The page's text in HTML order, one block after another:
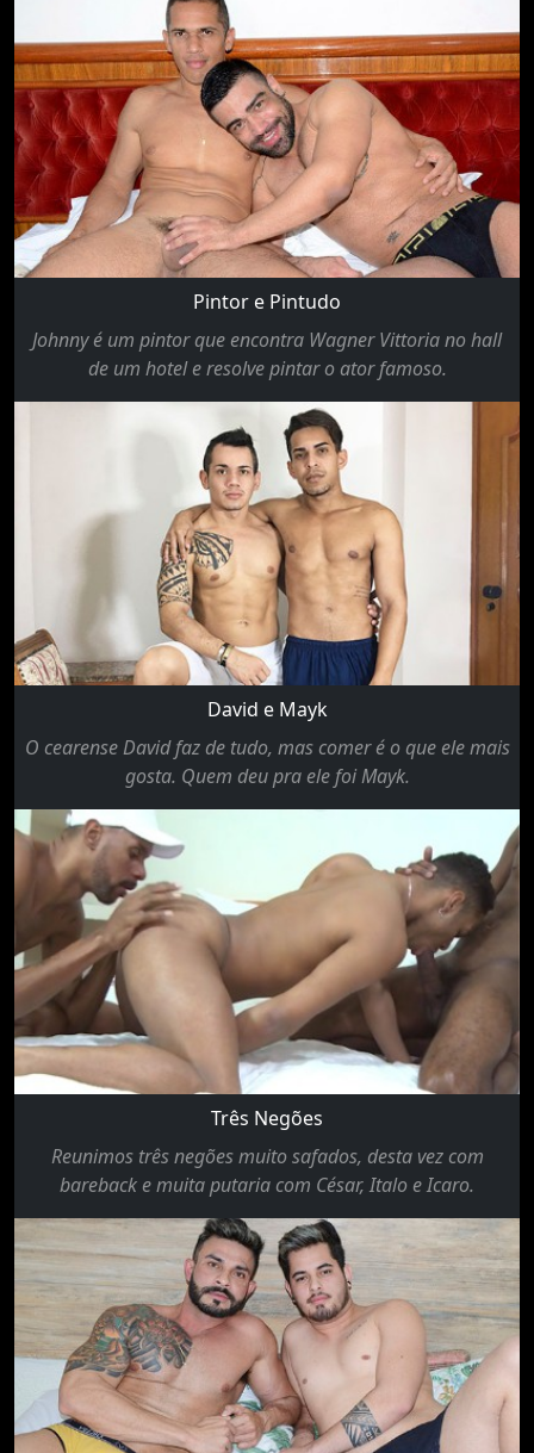
Pintor e Pintudo
Johnny é um pintor que encontra Wagner Vittoria no hall
de um hotel e resolve pintar o ator famoso.
David e Mayk
O cearense David faz de tudo, mas comer é o que ele mais
gosta. Quem deu pra ele foi Mayk.
Três Negões
Reunimos três negões muito safados, desta vez com
bareback e muita putaria com César, Italo e Icaro.